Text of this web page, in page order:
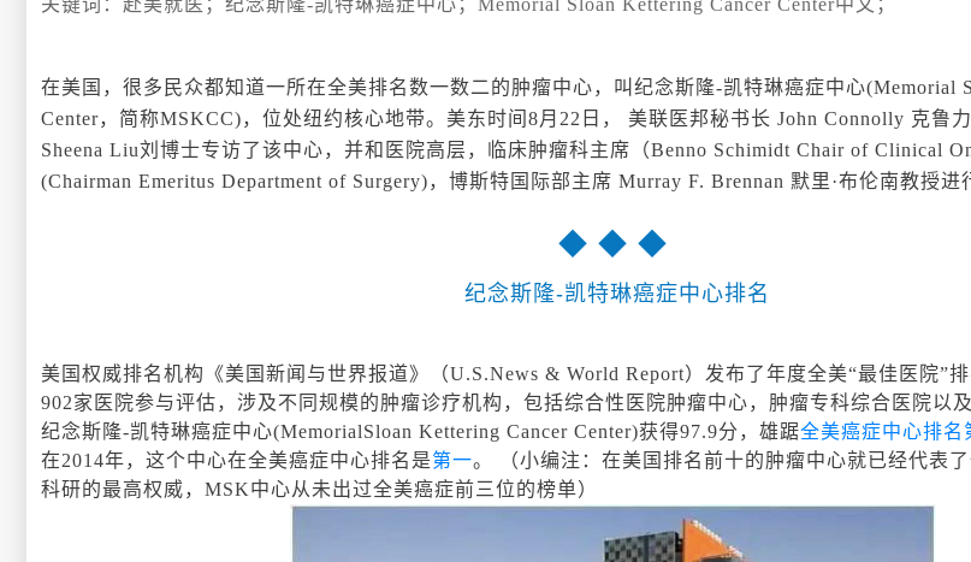
关键词：赴美就医； 纪念斯隆-凯特琳癌症中心；Memorial Sloan Kettering Cancer Center中文；
在美国，很多民众都知道一所在全美排名数一数二的肿瘤中心，叫纪念斯隆-凯特琳癌症中心(Memorial
Center，简称MSKCC)，位处纽约核心地带。美东时间8月22日， 美联医邦秘书长 John Connolly 克鲁
Sheena Liu刘博士专访了该中心，并和医院高层，临床肿瘤科主席（Benno Schimidt Chair of Clinical
(Chairman Emeritus Department of Surgery)，博斯特国际部主席 Murray F. Brennan 默里·布伦南教授进
◆ ◆ ◆
纪念斯隆-凯特琳癌症中心排名
美国权威排名机构《美国新闻与世界报道》（U.S.News & World Report）发布了年度全美“最佳医院”
902家医院参与评估，涉及不同规模的肿瘤诊疗机构，包括综合性医院肿瘤中心，肿瘤专科综合医院以
纪念斯隆-凯特琳癌症中心(MemorialSloan Kettering Cancer Center)获得97.9分，雄踞全美癌症中心排名
在2014年，这个中心在全美癌症中心排名是第一。 （小编注：在美国排名前十的肿瘤中心就已经代表
科研的最高权威，MSK中心从未出过全美癌症前三位的榜单）